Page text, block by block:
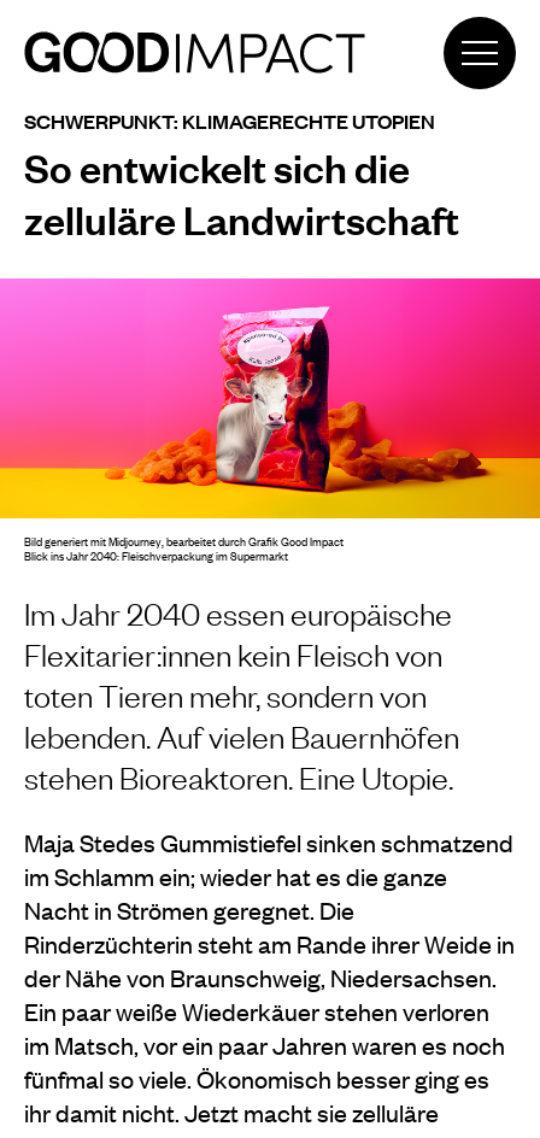
SCHWERPUNKT: KLIMAGERECHTE UTOPIEN
So entwickelt sich die
zelluläre Landwirtschaft
Im Jahr 2040 essen europäische
Flexitarier:innen kein Fleisch von
toten Tieren mehr, sondern von
lebenden. Auf vielen Bauernhöfen
stehen Bioreaktoren. Eine Utopie.
Maja Stedes Gummistiefel sinken schmatzend
im Schlamm ein; wieder hat es die ganze
Nacht in Strömen geregnet. Die
Rinderzüchterin steht am Rande ihrer Weide in
der Nähe von Braunschweig, Niedersachsen.
Ein paar weiße Wiederkäuer stehen verloren
im Matsch, vor ein paar Jahren waren es noch
fünfmal so viele. Ökonomisch besser ging es
ihr damit nicht. Jetzt macht sie zelluläre
Bild generiert mit Midjourney, bearbeitet durch Grafik Good Impact
Blick ins Jahr 2040: Fleischverpackung im Supermarkt